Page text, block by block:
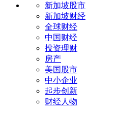
新加坡股市
新加坡财经
全球财经
中国财经
投资理财
房产
美国股市
中小企业
起步创新
财经人物